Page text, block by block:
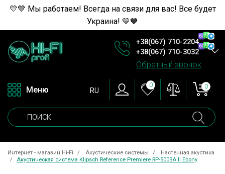
💛💙 Мы работаем! Всегда на связи для вас! Все будет
Украина! 💛💙
+38(067) 710-2204
+38(067) 710-3032
Обратный звонок
Меню RU
0 0
Интернет - магазин Hi-Fi Акустические системы
Настенная акустика
Акустическая система Klipsch Reference Premiere RP-500SA II Ebony